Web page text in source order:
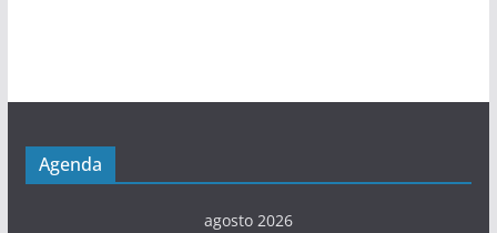
Agenda
agosto 2026